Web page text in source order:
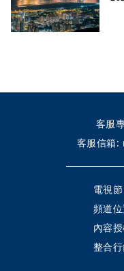
客服
客服信箱:
電視
頻道
內容
整合